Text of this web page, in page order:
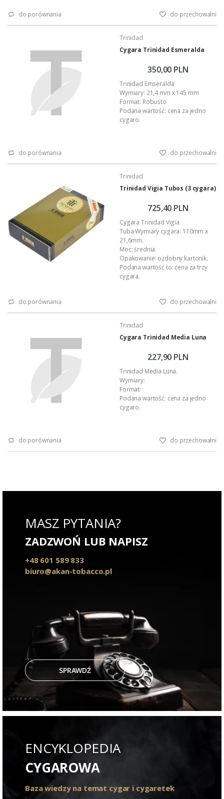
do porównania do przechowalni
Trinidad
Cygara Trinidad Esmeralda
350,00 PLN
Trinidad Emseralda
Wymiary: 21,4 mm x 145 mm
Format: Robusto
Podana wartość: cena za jedno
cygaro.
do porównania do przechowalni
Trinidad
Trinidad Vigia Tubos (3 cygara)
725,40 PLN
Cygara Trinidad Vigia
Tuba.Wymiary cygara: 110mm x
21,6mm.
Moc: średnia.
Opakowanie: ozdobny kartonik.
Podana wartość to: cena za trzy
cygara.
do porównania do przechowalni
Trinidad
Cygara Trinidad Media Luna
227,90 PLN
Trinidad Media Luna.
Wymiary:
Format:
Podana wartość: cena za jedno
cygaro.
do porównania do przechowalni
MASZ PYTANIA?
ZADZWOŃ LUB NAPISZ
+48 601 589 833
biuro@akan-tobacco.pl
SPRAWDŹ
ENCYKLOPEDIA
CYGAROWA
Baza wiedzy na temat cygar i cygaretek